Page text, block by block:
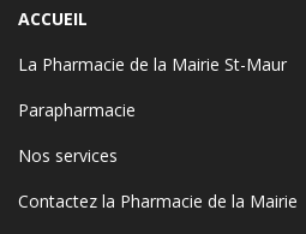
ACCUEIL
La Pharmacie de la Mairie St-Maur
Parapharmacie
Nos services
Contactez la Pharmacie de la Mairie